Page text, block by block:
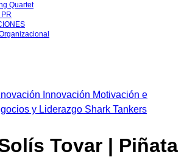
Quartet
Innovación Motivación e
y Liderazgo Shark Tankers
Tovar | Piñata